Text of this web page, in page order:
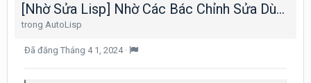
[Nhờ Sửa Lisp] Nhờ Các Bác Chỉnh Sửa Dùm Lisp Đánh Số Bv Tự Động Block Att
trong AutoLisp
Đã đăng Tháng 4 1, 2024 ·